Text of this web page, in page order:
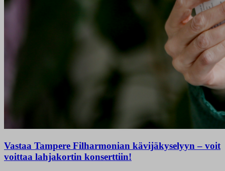
Vastaa Tampere Filharmonian kävijäkyselyyn – voit
voittaa lahjakortin konserttiin!